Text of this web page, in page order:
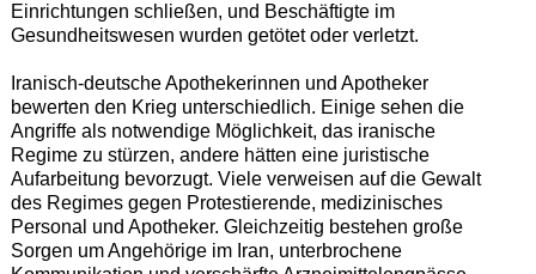
Einrichtungen schließen, und Beschäftigte im
Gesundheitswesen wurden getötet oder verletzt.
Iranisch-deutsche Apothekerinnen und Apotheker
bewerten den Krieg unterschiedlich. Einige sehen die
Angriffe als notwendige Möglichkeit, das iranische
Regime zu stürzen, andere hätten eine juristische
Aufarbeitung bevorzugt. Viele verweisen auf die Gewalt
des Regimes gegen Protestierende, medizinisches
Personal und Apotheker. Gleichzeitig bestehen große
Sorgen um Angehörige im Iran, unterbrochene